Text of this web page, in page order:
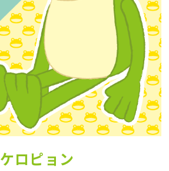
ケロピョン